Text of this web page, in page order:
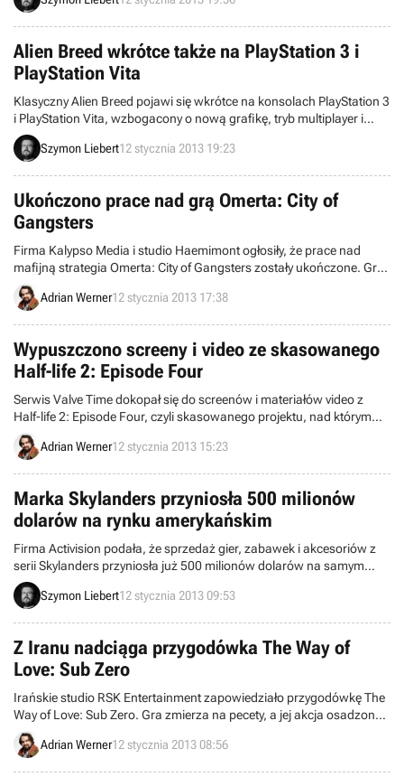
dodatków. Do graczy trafi tylko 5 tysięcy egzemplarzy pakietu.
Alien Breed wkrótce także na PlayStation 3 i
PlayStation Vita
Klasyczny Alien Breed pojawi się wkrótce na konsolach PlayStation 3
i PlayStation Vita, wzbogacony o nową grafikę, tryb multiplayer i
wsparcie dla systemu „cross-play”. Informacje zostały potwierdzone
przez studio Team17.
Szymon Liebert12 stycznia 2013 19:23
Ukończono prace nad grą Omerta: City of
Gangsters
Firma Kalypso Media i studio Haemimont ogłosiły, że prace nad
mafijną strategia Omerta: City of Gangsters zostały ukończone. Gra
trafi do sprzedaży 12 lutego.
Adrian Werner12 stycznia 2013 17:38
Wypuszczono screeny i video ze skasowanego
Half-life 2: Episode Four
Serwis Valve Time dokopał się do screenów i materiałów video z
Half-life 2: Episode Four, czyli skasowanego projektu, nad którym
pracowało znane z Dishonored studio Arkane.
Adrian Werner12 stycznia 2013 15:23
Marka Skylanders przyniosła 500 milionów
dolarów na rynku amerykańskim
Firma Activision podała, że sprzedaż gier, zabawek i akcesoriów z
serii Skylanders przyniosła już 500 milionów dolarów na samym
rynku amerykańskim. Marka łączy typową grę z figurkami
wprowadzającymi do zabawy dodatkowe postacie i inne elementy.
Szymon Liebert12 stycznia 2013 09:53
Z Iranu nadciąga przygodówka The Way of
Love: Sub Zero
Irańskie studio RSK Entertainment zapowiedziało przygodówkę The
Way of Love: Sub Zero. Gra zmierza na pecety, a jej akcja osadzona
będzie w trakcie pierwszej wojny w Zatoce Perskiej.
Adrian Werner12 stycznia 2013 08:56